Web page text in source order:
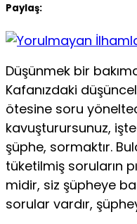
Paylaş:
Düşünmek bir
Ka­fanızdaki
ötesine soru
kavuşturursunuz,
şüphe, sormaktır.
tüketilmiş soruların
midir, siz şüpheye
sorular vardır,